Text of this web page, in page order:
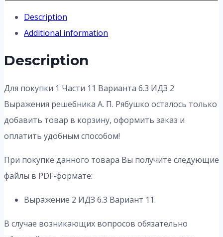
Description
Additional information
Description
Для покупки 1 Части 11 Варианта 6.3 ИДЗ 2
Выражения решебника А. П. Рябушко осталось только
добавить товар в корзину, оформить заказ и
оплатить удобным способом!
При покупке данного товара Вы получите следующие
файлы в PDF-формате:
Выражение 2 ИДЗ 6.3 Вариант 11.
В случае возникающих вопросов обязательно